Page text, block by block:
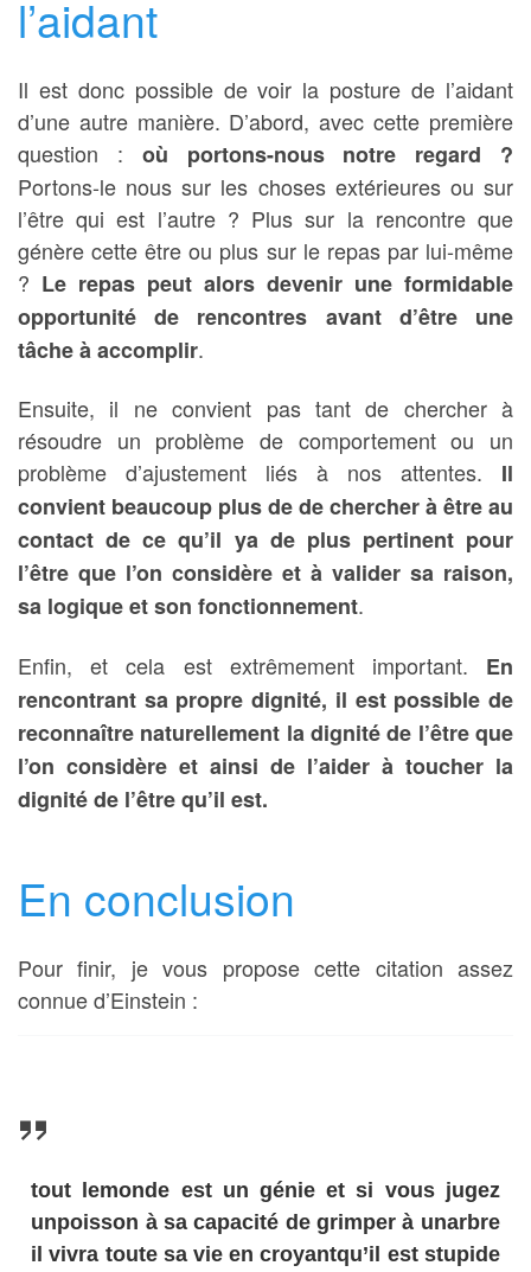
l’aidant
Il est donc possible de voir la posture de l’aidant
d’une autre manière. D’abord, avec cette première
question : où portons-nous notre regard ?
Portons-le nous sur les choses extérieures ou sur
l’être qui est l’autre ? Plus sur la rencontre que
génère cette être ou plus sur le repas par lui-même
? Le repas peut alors devenir une formidable
opportunité de rencontres avant d’être une
tâche à accomplir.
Ensuite, il ne convient pas tant de chercher à
résoudre un problème de comportement ou un
problème d’ajustement liés à nos attentes. Il
convient beaucoup plus de de chercher à être au
contact de ce qu’il ya de plus pertinent pour
l’être que l’on considère et à valider sa raison,
sa logique et son fonctionnement.
Enfin, et cela est extrêmement important. En
rencontrant sa propre dignité, il est possible de
reconnaître naturellement la dignité de l’être que
l’on considère et ainsi de l’aider à toucher la
dignité de l’être qu’il est.
En conclusion
Pour finir, je vous propose cette citation assez
connue d’Einstein :
tout lemonde est un génie et si vous jugez
unpoisson à sa capacité de grimper à unarbre
il vivra toute sa vie en croyantqu’il est stupide